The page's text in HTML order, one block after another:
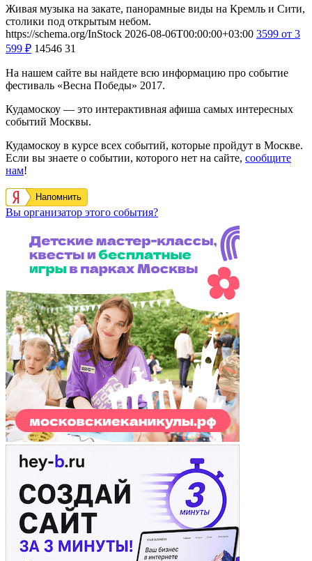
Живая музыка на закате, панорамные виды на Кремль и Сити,
столики под открытым небом.
https://schema.org/InStock 2026-08-06T00:00:00+03:00 3599 от 3
599 ₽ 14546 31
На нашем сайте вы найдете всю информацию про событие
фестиваль «Весна Победы» 2017.
Кудамоскоу — это интерактивная афиша самых интересных
событий Москвы.
Кудамоскоу в курсе всех событий, которые пройдут в Москве.
Если вы знаете о событии, которого нет на сайте, сообщите
нам!
Напомнить
Вы организатор этого события?